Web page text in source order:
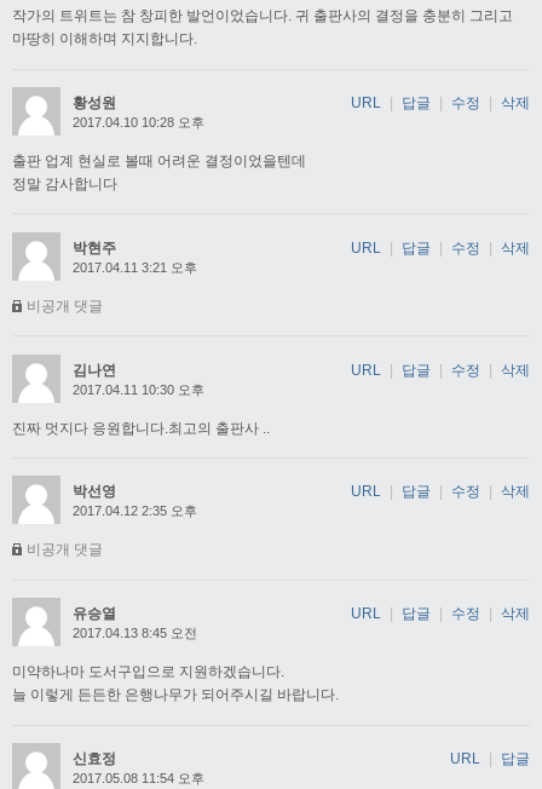
작가의 트위트는 참 창피한 발언이었습니다. 귀 출판사의 결정을 충분히 그리고
마땅히 이해하며 지지합니다.
황성원
2017.04.10 10:28 오후
출판 업계 현실로 볼때 어려운 결정이었을텐데
정말 감사합니다
URL 답글 수정 삭제
박현주
2017.04.11 3:21 오후
비공개 댓글
URL | 답글 | 수정 | 삭제
김나연
2017.04.11 10:30 오후
진짜 멋지다 응원합니다.최고의 출판사 ..
URL | 답글 | 수정 | 삭제
박선영
2017.04.12 2:35 오후
비공개 댓글
URL 답글 수정 삭제
유승열
2017.04.13 8:45 오전
미약하나마 도서구입으로 지원하겠습니다.
늘 이렇게 든든한 은행나무가 되어주시길 바랍니다.
URL 답글 수정 삭제
신효정
2017.05.08 11:54 오후
URL 답글